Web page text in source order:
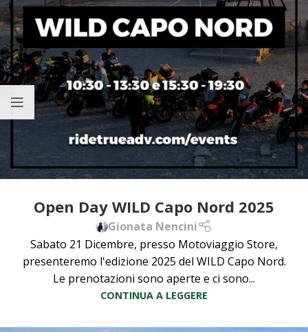
Open Day WILD Capo Nord 2025
Gionata Nencini
Sabato 21 Dicembre, presso Motoviaggio Store,
presenteremo l'edizione 2025 del WILD Capo Nord.
Le prenotazioni sono aperte e ci sono...
CONTINUA A LEGGERE